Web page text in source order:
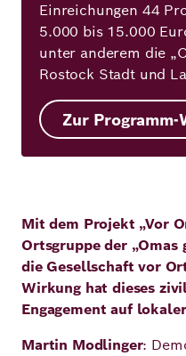
Einreichungen 44
5.000 bis 15.000
unter anderem die
Rostock Stadt und
Zur
Mit dem Projekt „Vor
Ortsgruppe der „Omas
die Gesellschaft vor
Wirkung hat dieses
Engagement auf
Martin Modlinger: